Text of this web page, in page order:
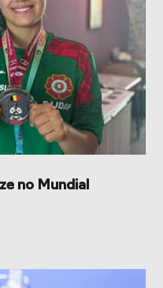
no Mundial